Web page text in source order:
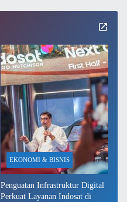
EKONOMI & BISNIS
Penguatan Infrastruktur Digital
Perkuat Layanan Indosat di